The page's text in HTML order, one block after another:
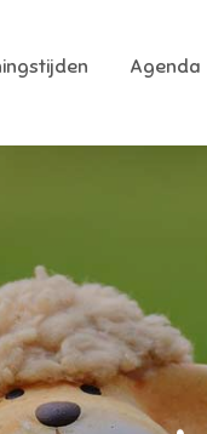
Agenda